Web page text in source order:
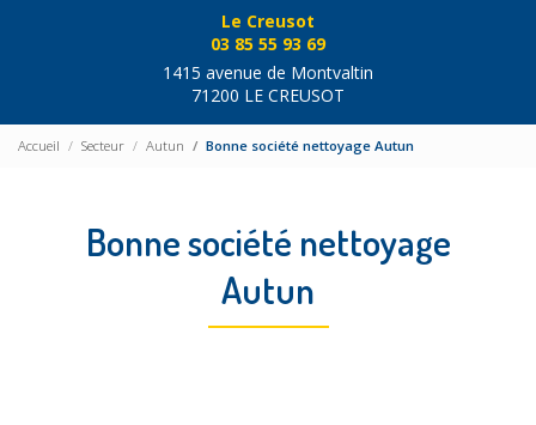
Le Creusot
03 85 55 93 69
1415 avenue de Montvaltin
71200 LE CREUSOT
Accueil Secteur Autun Bonne société nettoyage Autun
Bonne société nettoyage
Autun